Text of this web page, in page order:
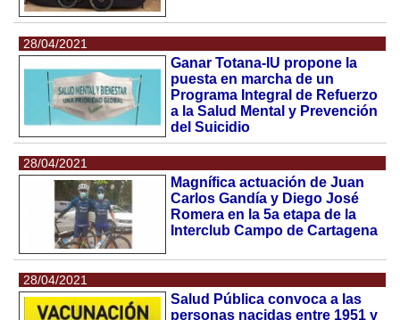
28/04/2021
Ganar Totana-IU propone la
puesta en marcha de un
Programa Integral de Refuerzo
a la Salud Mental y Prevención
del Suicidio
28/04/2021
Magnífica actuación de Juan
Carlos Gandía y Diego José
Romera en la 5a etapa de la
Interclub Campo de Cartagena
28/04/2021
Salud Pública convoca a las
personas nacidas entre 1951 y